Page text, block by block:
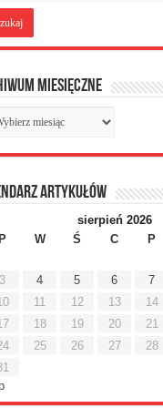
miesięczne
artykułów
sierpień 2026
W Ś C P
3
4 5 6 7
11 12 13 14
18 19 20 21
25 26 27 28